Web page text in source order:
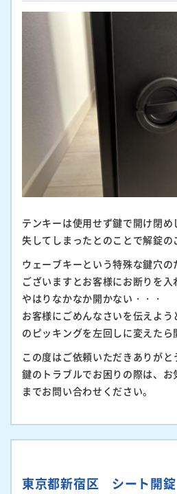
テンキーは使用せず鍵で開け閉
失してしまったとのことで解錠の
ウェーブキーという特殊な鍵穴
ございますとお客様にお断りを入
やはりなかなか開かない・・・
お客様にごめんなさいを伝えよ
のピッキングを左回しに変えたら
この度はご依頼いただきありがと
鍵のトラブルでお困りの際は、
までお問い合わせください。
東京都新宿区 シート開錠